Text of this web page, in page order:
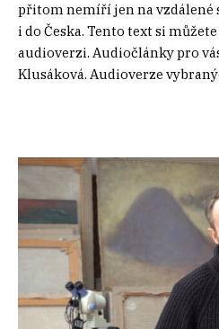
přitom nemíří jen na vzdálené
i do Česka. Tento text si
audioverzi. Audiočlánky pro
Klusáková. Audioverze